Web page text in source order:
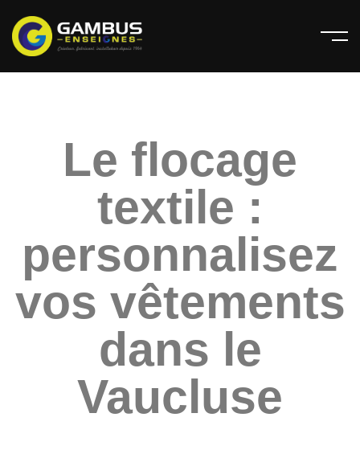
Le flocage
textile :
personnalisez
vos vêtements
dans le
Vaucluse